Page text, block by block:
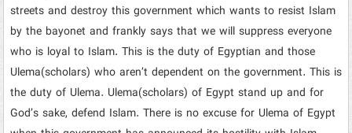
streets and destroy this government which wants to resist Islam
by the bayonet and frankly says that we will suppress everyone
who is loyal to Islam. This is the duty of Egyptian and those
Ulema(scholars) who aren’t dependent on the government. This is
the duty of Ulema. Ulema(scholars) of Egypt stand up and for
God’s sake, defend Islam. There is no excuse for Ulema of Egypt